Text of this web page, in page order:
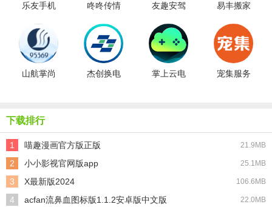
乐友手机
咚咚传情
版
友趣安驾
易丰搬家
免费版
山航掌尚
杰创换电
掌上云电
宠集服务
下载排行
1 喵趣漫画官方版正版 21.9MB
2 小小影视官网版app 25.1MB
3 X最新版2024 106.6MB
4 acfan流鼻血图标版1.1.2安卓版中文版 22.0MB